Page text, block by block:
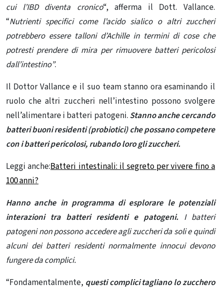
cui l’IBD diventa cronico“, afferma il Dott. Vallance.
“Nutrienti specifici come l’acido sialico o altri zuccheri
potrebbero essere talloni d’Achille in termini di cose che
potresti prendere di mira per rimuovere batteri pericolosi
dall’intestino”.
Il Dottor Vallance e il suo team stanno ora esaminando il
ruolo che altri zuccheri nell’intestino possono svolgere
nell’alimentarei batteri patogeni. Stanno anche cercando
batteri buoni residenti (probiotici) che possano competere
con i batteri pericolosi, rubando loro gli zuccheri.
Leggi anche:Batteri intestinali: il segreto per vivere fino a
100 anni?
Hanno anche in programma di esplorare le potenziali
interazioni tra batteri residenti e patogeni. I batteri
patogeni non possono accedere agli zuccheri da soli e quindi
alcuni dei batteri residenti normalmente innocui devono
fungere da complici.
“Fondamentalmente, questi complici tagliano lo zucchero